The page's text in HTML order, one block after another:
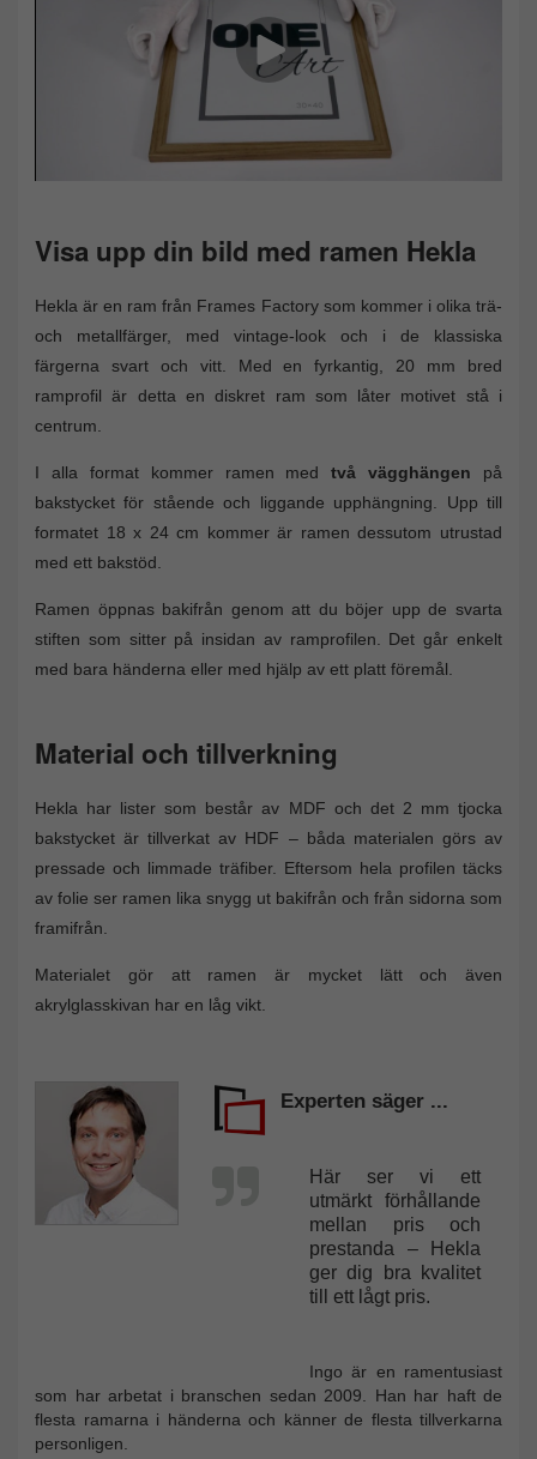
Visa upp din bild med ramen Hekla
Hekla är en ram från Frames Factory som kommer i olika trä-
och metallfärger, med vintage-look och i de klassiska
färgerna svart och vitt. Med en fyrkantig, 20 mm bred
ramprofil är detta en diskret ram som låter motivet stå i
centrum.
I alla format kommer ramen medtvå vägghängen på
bakstycket för stående och liggande upphängning. Upp till
formatet 18 x 24 cm kommer är ramen dessutom utrustad
med ett bakstöd.
Ramen öppnas bakifrån genom att du böjer upp de svarta
stiften som sitter på insidan av ramprofilen. Det går enkelt
med bara händerna eller med hjälp av ett platt föremål.
Material och tillverkning
Hekla har lister som består av MDF och det 2 mm tjocka
bakstycket är tillverkat av HDF – båda materialen görs av
pressade och limmade träfiber. Eftersom hela profilen täcks
av folie ser ramen lika snygg ut bakifrån och från sidorna som
framifrån.
Materialet gör att ramen är mycket lätt och även
akrylglasskivan har en låg vikt.
Experten säger ...
Här ser vi ett
utmärkt förhållande
mellan pris och
prestanda – Hekla
ger dig bra kvalitet
till ett lågt pris.
Ingo är en ramentusiast
som har arbetat i branschen sedan 2009. Han har haft de
flesta ramarna i händerna och känner de flesta tillverkarna
personligen.